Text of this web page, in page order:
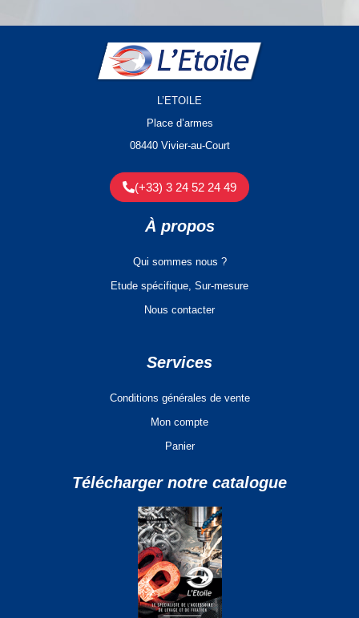
L’ETOILE
Place d’armes
08440 Vivier-au-Court
(+33) 3 24 52 24 49
À propos
Qui sommes nous ?
Etude spécifique, Sur-mesure
Nous contacter
Services
Conditions générales de vente
Mon compte
Panier
Télécharger notre catalogue